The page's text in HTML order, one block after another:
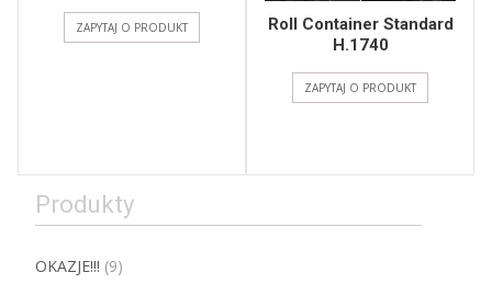
ZAPYTAJ O PRODUKT
Roll Container Standard
H.1740
ZAPYTAJ O PRODUKT
Produkty
OKAZJE!!! (9)